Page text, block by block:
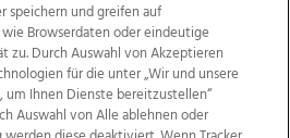
speichern und greifen auf
Browserdaten oder eindeutige
zu. Durch Auswahl von Akzeptieren
für die unter „Wir und unsere
Ihnen Dienste bereitzustellen“
Auswahl von Alle ablehnen oder